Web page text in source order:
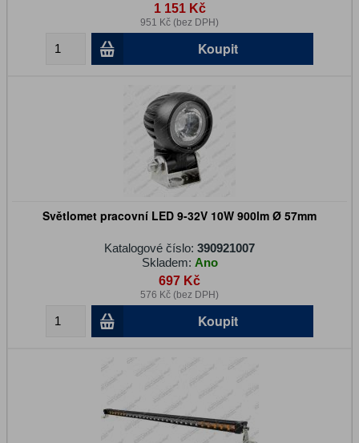
1 151 Kč
951 Kč (bez DPH)
Koupit
Světlomet pracovní LED 9-32V 10W 900lm Ø 57mm
Katalogové číslo: 390921007
Skladem: Ano
697 Kč
576 Kč (bez DPH)
Koupit